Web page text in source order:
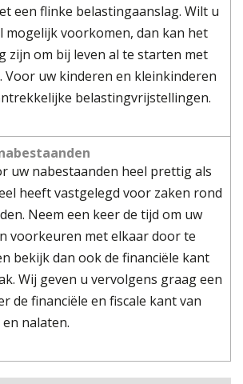
een flinke belastingaanslag. Wilt u
mogelijk voorkomen, dan kan het
zijn om bij leven al te starten met
Voor uw kinderen en kleinkinderen
belastingvrijstellingen.
uw nabestaanden heel prettig als
heeft vastgelegd voor zaken rond
Neem een keer de tijd om uw
voorkeuren met elkaar door te
bekijk dan ook de financiële kant
Wij geven u vervolgens graag een
de financiële en fiscale kant van
nalaten.